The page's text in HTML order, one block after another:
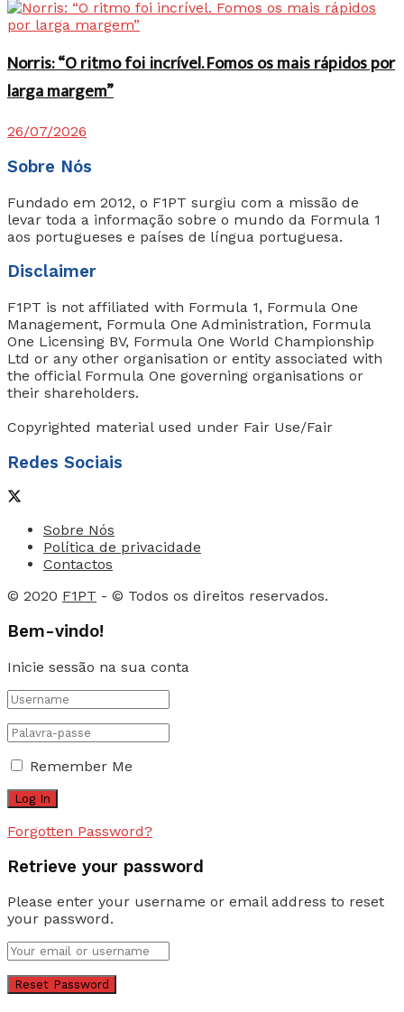
Norris: “O ritmo foi incrível. Fomos os mais rápidos por
larga margem”
26/07/2026
Sobre Nós
Fundado em 2012, o F1PT surgiu com a missão de
levar toda a informação sobre o mundo da Formula 1
aos portugueses e países de língua portuguesa.
Disclaimer
F1PT is not affiliated with Formula 1, Formula One
Management, Formula One Administration, Formula
One Licensing BV, Formula One World Championship
Ltd or any other organisation or entity associated with
the official Formula One governing organisations or
their shareholders.
Copyrighted material used under Fair Use/Fair
Redes Sociais
Sobre Nós
Política de privacidade
Contactos
© 2020 F1PT - © Todos os direitos reservados.
Bem-vindo!
Inicie sessão na sua conta
Remember Me
Forgotten Password?
Retrieve your password
Please enter your username or email address to reset
your password.